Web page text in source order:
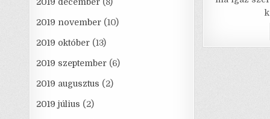
b
o
2019 november (10)
2019 október (13)
2019 szeptember (6)
2019 augusztus (2)
2019 július (2)